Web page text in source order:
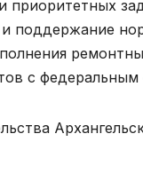
приоритетных
поддержание
с